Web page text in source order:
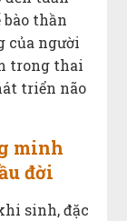
bào thần
của người
trong thai
triển não
minh
đời
sinh, đặc